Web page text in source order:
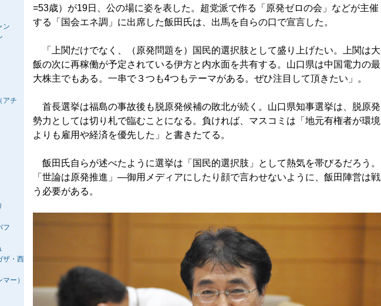
=53歳）が19日、公の場に姿を表した。超党派で作る「原発ゼロの会」などが主催
する「国会エネ調」に出席した飯田氏は、出馬を自らの口で宣言した。
「上関だけでなく、（原発問題を）国民的選択肢として盛り上げたい。上関は大
飯の次に再稼働が予定されている伊方と内水面を共有する。山口県は中国電力の最
大株主でもある。一串で３つも4つもテーマがある。ぜひ注目して頂きたい」。
首長選挙は福島の事故後も脱原発候補の敗北が続く。山口県知事選挙は、脱原発
勢力としては切り札で臨むことになる。負ければ、マスコミは「地元有権者が環境
よりも雇用や経済を優先した」と書きたてる。
飯田氏自らが述べたように選挙は「国民的選択肢」として熱気を帯びるだろう。
「世論は原発推進」―御用メディアにしたり顔で言わせないように、飯田陣営は戦
う必要がある。
ン
アチ
フ
ザ・西
ー）